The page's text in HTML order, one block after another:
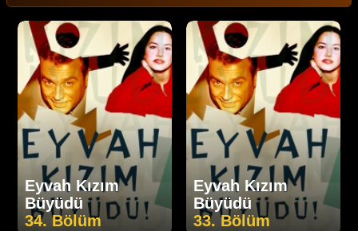
Eyvah Kızım
Büyüdü
34. Bölüm
Eyvah Kızım
Büyüdü
33. Bölüm